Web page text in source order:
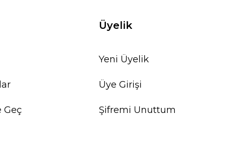
Geç
Üyelik
Yeni Üyelik
Üye Girişi
Şifremi Unuttum